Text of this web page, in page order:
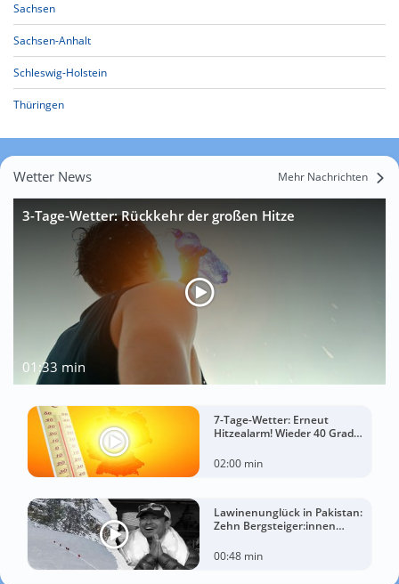
Sachsen
Sachsen-Anhalt
Schleswig-Holstein
Thüringen
Wetter News Mehr Nachrichten
3-Tage-Wetter: Rückkehr der großen Hitze
01:33 min
7-Tage-Wetter: Erneut
Hitzealarm! Wieder 40 Grad
02:00 min
Lawinenunglück in Pakistan:
Zehn Bergsteiger:innen
00:48 min